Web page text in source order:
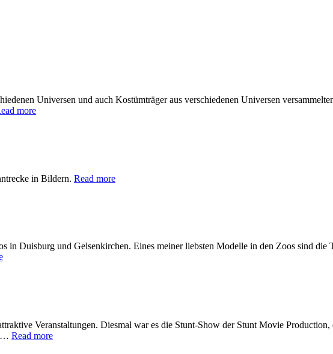
Universen und auch Kostümträger aus verschiedenen Universen
more
in Bildern. Read more
in Duisburg und Gelsenkirchen. Eines meiner liebsten Modelle in den Zoos sind die
Veranstaltungen. Diesmal war es die Stunt-Show der Stunt Movie
Read more